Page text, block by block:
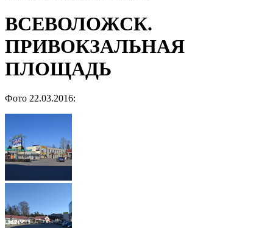
ВСЕВОЛОЖСК.
ПРИВОКЗАЛЬНАЯ
ПЛОЩАДЬ
Фото 22.03.2016: